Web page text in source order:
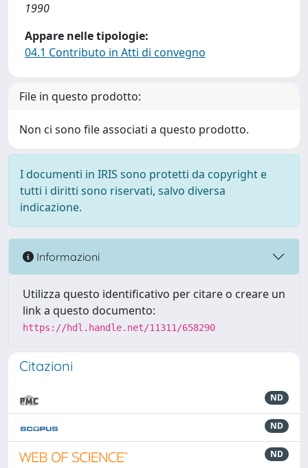
1990
Appare nelle tipologie:
04.1 Contributo in Atti di convegno
File in questo prodotto:
Non ci sono file associati a questo prodotto.
I documenti in IRIS sono protetti da copyright e
tutti i diritti sono riservati, salvo diversa
indicazione.
Informazioni
Utilizza questo identificativo per citare o creare un
link a questo documento:
https://hdl.handle.net/11311/658290
Citazioni
ND
ND
ND